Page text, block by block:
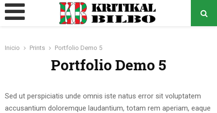
MENÚ
Inicio Prints Portfolio Demo 5
Portfolio Demo 5
Sed ut perspiciatis unde omnis iste natus error sit voluptatem
accusantium doloremque laudantium, totam rem aperiam, eaque